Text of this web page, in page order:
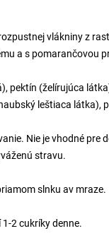
vlákniny z
a s pomarančovou
pektín (želírujúca
leštiaca látka),
Nie je vhodné pre
stravu.
slnku av mraze.
2 cukríky denne.